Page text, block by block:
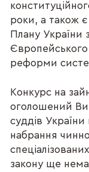
роки, а також є
Плану України з
реформи
Конкурс на
оголошений
суддів
набрання
закону ще